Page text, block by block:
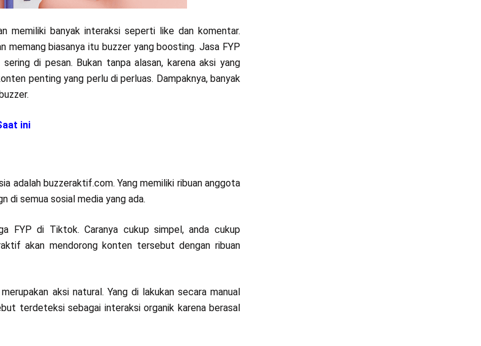
memiliki banyak interaksi seperti like dan komentar.
memang biasanya itu buzzer yang boosting. Jasa FYP
di pesan. Bukan tanpa alasan, karena aksi yang
penting yang perlu di perluas. Dampaknya, banyak
ini
adalah buzzeraktif.com. Yang memiliki ribuan anggota
di semua sosial media yang ada.
FYP di Tiktok. Caranya cukup simpel, anda cukup
akan mendorong konten tersebut dengan ribuan
aksi natural. Yang di lakukan secara manual
terdeteksi sebagai interaksi organik karena berasal